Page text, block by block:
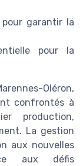
garantir la
pour la
Oléron,
confrontés à
production,
La gestion
aux nouvelles
aux défis